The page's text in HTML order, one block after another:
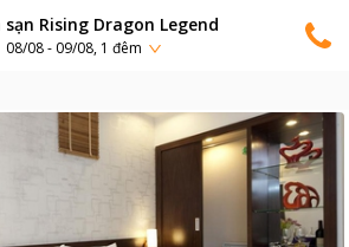
sạn Rising Dragon Legend
08/08 - 09/08, 1 đêm